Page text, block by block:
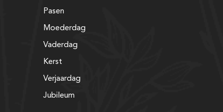
Pasen
Moederdag
Vaderdag
Kerst
Verjaardag
Jubileum